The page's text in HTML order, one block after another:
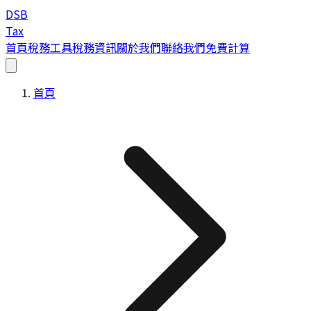
DSB
Tax
首頁稅務工具稅務資訊關於我們聯絡我們免費計算
首頁